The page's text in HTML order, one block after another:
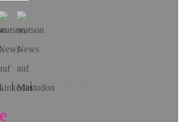
Hol dir die App!